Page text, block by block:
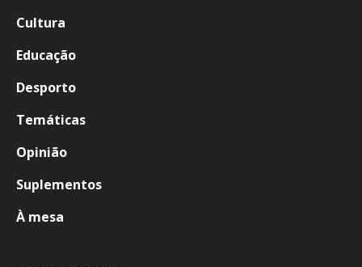
Cultura
Educação
Desporto
Temáticas
Opinião
Suplementos
À mesa